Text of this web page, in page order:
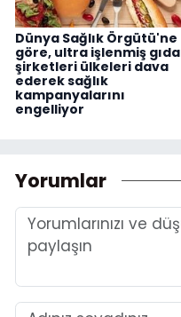
Dünya Sağlık Örgütü'ne
göre, ultra işlenmiş gıda
şirketleri ülkeleri dava
ederek sağlık
kampanyalarını
engelliyor
Yorumlar